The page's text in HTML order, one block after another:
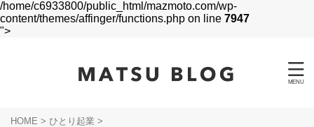
/home/c6933800/public_html/mazmoto.com/wp-
content/themes/affinger/functions.php on line 7947
">
HOME > ひとり起業 >